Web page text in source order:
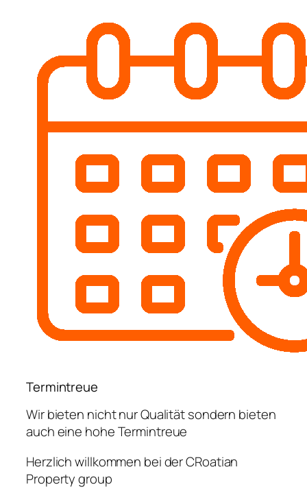
Termintreue
Wir bieten nicht nur Qualität sondern bieten
auch eine hohe Termintreue
Herzlich willkommen bei der CRoatian
Property group